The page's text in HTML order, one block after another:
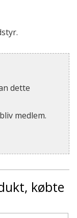
dette
medlem.
købte